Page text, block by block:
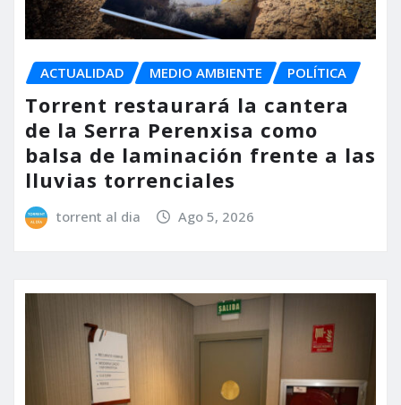
ACTUALIDAD MEDIO AMBIENTE POLÍTICA
Torrent restaurará la cantera
de la Serra Perenxisa como
balsa de laminación frente a las
lluvias torrenciales
torrent al dia Ago 5, 2026